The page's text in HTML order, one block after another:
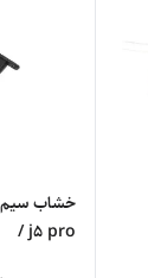
/ j5 pro